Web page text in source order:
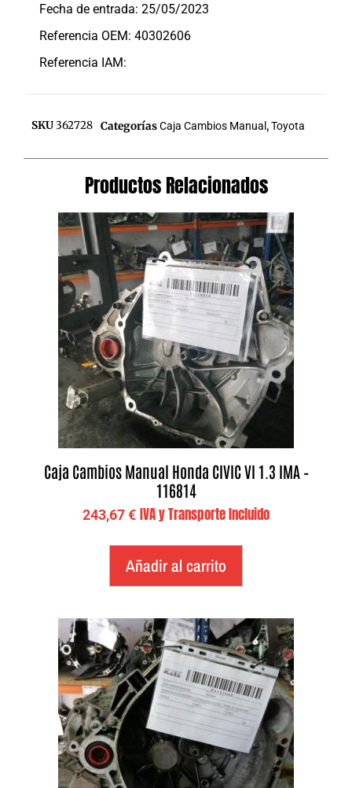
Fecha de entrada: 25/05/2023
Referencia OEM: 40302606
Referencia IAM:
SKU362728 CategoríasCaja Cambios Manual,Toyota
Productos Relacionados
Caja Cambios Manual Honda CIVIC VI 1.3 IMA –
116814
243,67€ IVA y Transporte Incluido
Añadir al carrito